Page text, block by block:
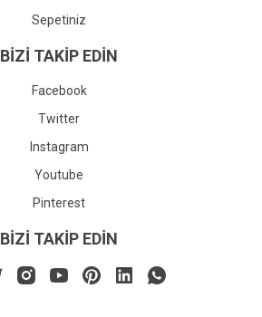
Sepetiniz
BİZİ TAKİP EDİN
Facebook
Twitter
Instagram
Youtube
Pinterest
BİZİ TAKİP EDİN